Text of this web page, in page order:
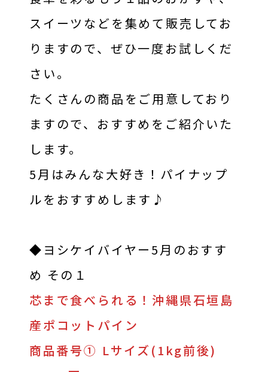
スイーツなどを集めて販売してお
りますので、ぜひ一度お試しくだ
さい。
たくさんの商品をご用意しており
ますので、おすすめをご紹介いた
します。
5月はみんな大好き！パイナップ
ルをおすすめします♪
◆ヨシケイバイヤー5月のおすす
め その１
芯まで食べられる！沖縄県石垣島
産ポコットパイン
商品番号① Lサイズ(1kg前後)